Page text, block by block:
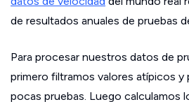
de resultados anuales de pruebas
Para procesar nuestros datos de
primero filtramos valores atípicos
pocas pruebas. Luego calculamos